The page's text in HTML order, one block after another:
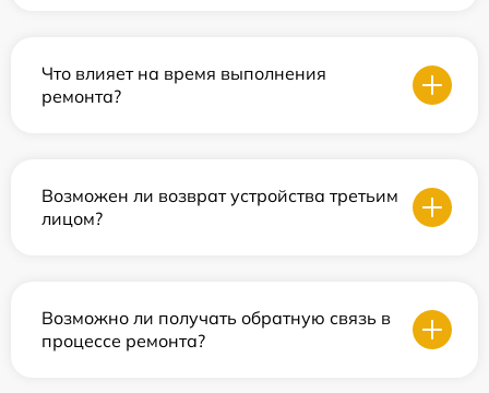
Что влияет на время выполнения
ремонта?
Возможен ли возврат устройства третьим
лицом?
Возможно ли получать обратную связь в
процессе ремонта?